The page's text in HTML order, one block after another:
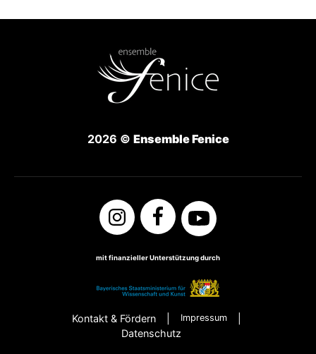
2026 © Ensemble Fenice
mit finanzieller Unterstützung durch
Kontakt & Fördern Impressum
Datenschutz